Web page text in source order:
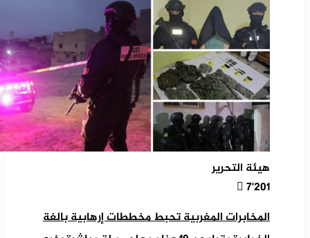
هيئة التحرير
7٬201
المخابرات المغربية تحبط مخططات إرهابية بالغة